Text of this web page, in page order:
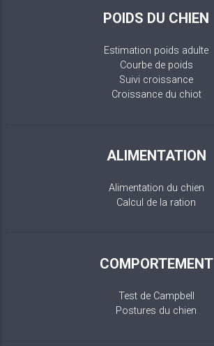
POIDS DU CHIEN
Estimation poids adulte
Courbe de poids
Suivi croissance
Croissance du chiot
ALIMENTATION
Alimentation du chien
Calcul de la ration
COMPORTEMENT
Test de Campbell
Postures du chien